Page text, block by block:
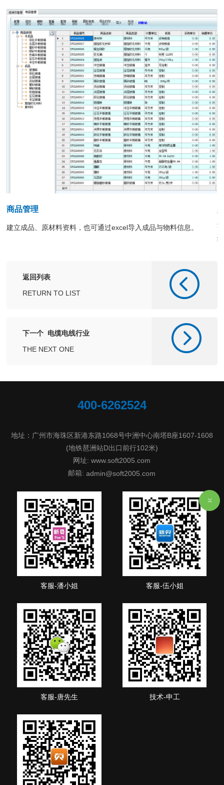
商品管理
建立成品、原材料资料，也可通过excel导入成品与物料信息。
返回列表
RETURN TO LIST
下一个 电缆电线行业
THE NEXT ONE
400-6262524
地址：广州市海珠区新港东路1068号中洲中心南塔B座1607-1608
(地铁琶洲站D出口前行102米)
网址: www.soft2005.com
邮箱:admin@soft2005.com
客服-潘小姐 客服-伍小姐
客服-唐先生 技术-申工